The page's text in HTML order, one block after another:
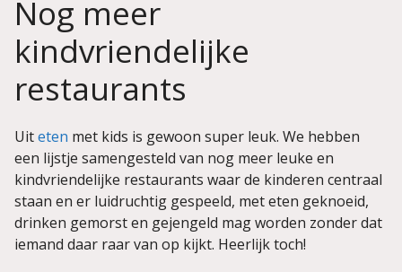
Nog meer
kindvriendelijke
restaurants
Uiteten met kids is gewoon super leuk. We hebben
een lijstje samengesteld van nog meer leuke en
kindvriendelijke restaurants waar de kinderen centraal
staan en er luidruchtig gespeeld, met eten geknoeid,
drinken gemorst en gejengeld mag worden zonder dat
iemand daar raar van op kijkt. Heerlijk toch!